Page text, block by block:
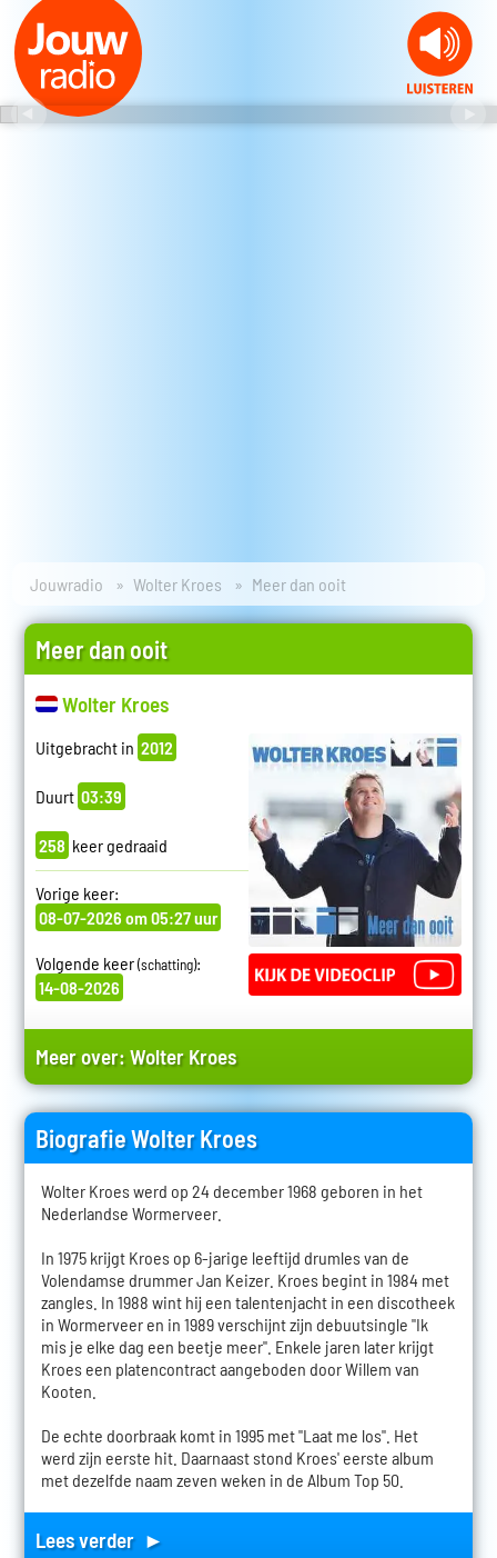
Jouwradio Wolter Kroes Meer dan ooit
Meer dan ooit
Wolter Kroes
Uitgebracht in 2012
Duurt 03:39
258 keer gedraaid
Vorige keer:
08-07-2026 om 05:27 uur
Volgende keer(schatting):
14-08-2026
Meer over:Wolter Kroes
Biografie Wolter Kroes
Wolter Kroes werd op 24 december 1968 geboren in het
Nederlandse Wormerveer.
In 1975 krijgt Kroes op 6-jarige leeftijd drumles van de
Volendamse drummer Jan Keizer. Kroes begint in 1984 met
zangles. In 1988 wint hij een talentenjacht in een discotheek
in Wormerveer en in 1989 verschijnt zijn debuutsingle "Ik
mis je elke dag een beetje meer". Enkele jaren later krijgt
Kroes een platencontract aangeboden door Willem van
Kooten.
De echte doorbraak komt in 1995 met "Laat me los". Het
werd zijn eerste hit. Daarnaast stond Kroes' eerste album
met dezelfde naam zeven weken in de Album Top 50.
Lees verder ►